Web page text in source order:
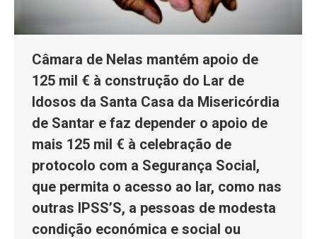
Câmara de Nelas mantém apoio de
125 mil € à construção do Lar de
Idosos da Santa Casa da Misericórdia
de Santar e faz depender o apoio de
mais 125 mil € à celebração de
protocolo com a Segurança Social,
que permita o acesso ao lar, como nas
outras IPSS’S, a pessoas de modesta
condição económica e social ou